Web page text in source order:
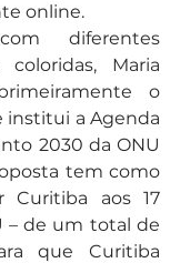
online.
diferentes
Maria
o
institui a Agenda
2030 da ONU
tem como
Curitiba aos 17
– de um total de
que Curitiba